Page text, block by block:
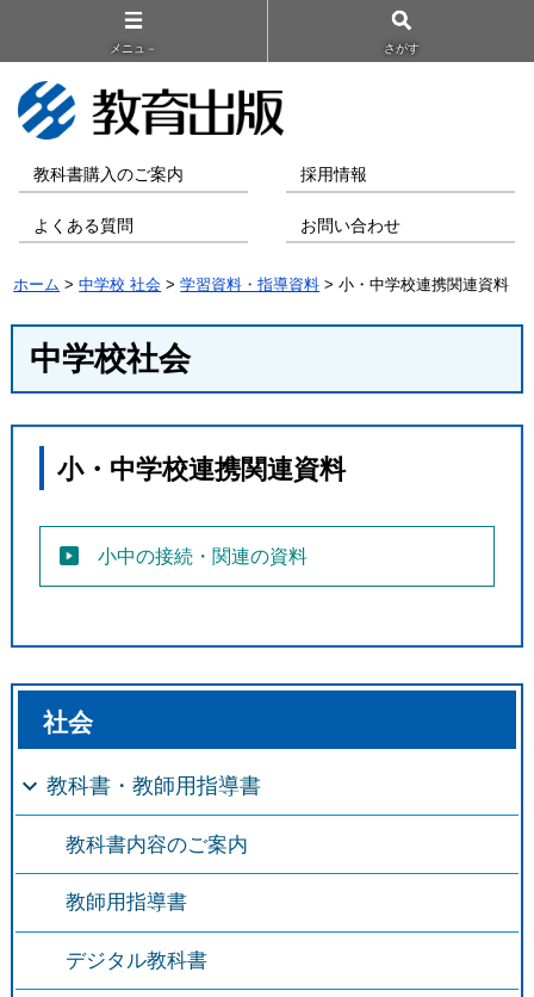
メニュ－ さがす
教科書購入のご案内 採用情報
よくある質問 お問い合わせ
ホーム >中学校 社会 >学習資料・指導資料 > 小・中学校連携関連資料
中学校社会
小・中学校連携関連資料
小中の接続・関連の資料
社会
教科書・教師用指導書
教科書内容のご案内
教師用指導書
デジタル教科書